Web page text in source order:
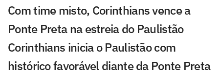
Com time misto, Corinthians vence a
Ponte Preta na estreia do Paulistão
Corinthians inicia o Paulistão com
histórico favorável diante da Ponte Preta